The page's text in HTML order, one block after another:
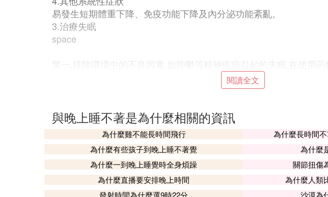
易發生短期體重下降、免疫功能下降及內分泌功能紊亂。
3.治療失眠
space
第一,排除環境中的不良因素,如抑鬱等精神疾病引起的失眠,在使用葯
遵照醫生的指導,合理、謹慎地使用葯物,以避免意外發生,達到更好的
❸ 一到晚上睡不著是什麼原因呢
睡眠對我們身體健康有著很大的影響，良好的睡眠質量，可以讓我們
眠不足，不僅可能會使我們精神變得萎靡，還有可能會出現一些身體
有的人可能會一覺直接睡到第二天天明，有的人半夜可能會醒來，但
再入睡可能會比較困難，這是什麼原因，下面來給大家解密。
心理因素影響再次入睡。現在生活節奏越來越快，人們在日常工作、
閱讀全文
與晚上睡不著是為什麼相關的資訊
為什麼雞不能長時間飛行
為什麼長時間
為什麼有些孩子到晚上睡不著覺
為什麼
為什麼一到晚上睡覺時全身煩躁
關節扭傷
為什麼直播要安排晚上時間
為什麼人類
發射時間為什麼選9時22分
沙漠為